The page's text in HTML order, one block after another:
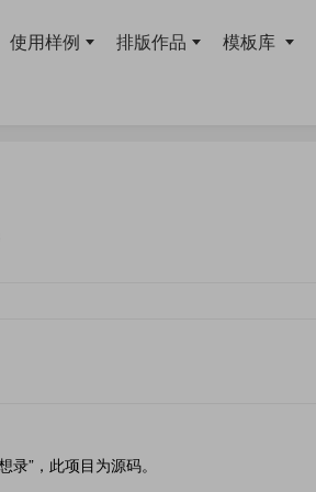
使用样例 排版作品 模板库
”，此项目为源码。